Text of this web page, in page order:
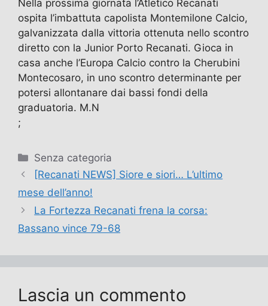
Nella prossima giornata l’Atletico Recanati
ospita l’imbattuta capolista Montemilone Calcio,
galvanizzata dalla vittoria ottenuta nello scontro
diretto con la Junior Porto Recanati. Gioca in
casa anche l’Europa Calcio contro la Cherubini
Montecosaro, in uno scontro determinante per
potersi allontanare dai bassi fondi della
graduatoria. M.N
;
Categorie
Senza categoria
[Recanati NEWS] Siore e siori… L’ultimo
mese dell’anno!
La Fortezza Recanati frena la corsa:
Bassano vince 79-68
Lascia un commento